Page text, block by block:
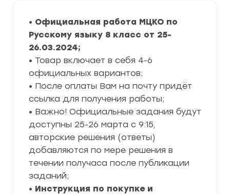
• Официальная работа МЦКО по
Русскому языку 8 класс от 25-
26.03.2024;
• Товар включает в себя 4-6
официальных вариантов;
• После оплаты Вам на почту придёт
ссылка для получения работы;
• Важно! Официальные задания будут
доступны 25-26 марта с 9:15,
авторские решения (ответы)
добавляются по мере решения в
течении получаса после публикации
заданий;
• Инструкция по покупке и